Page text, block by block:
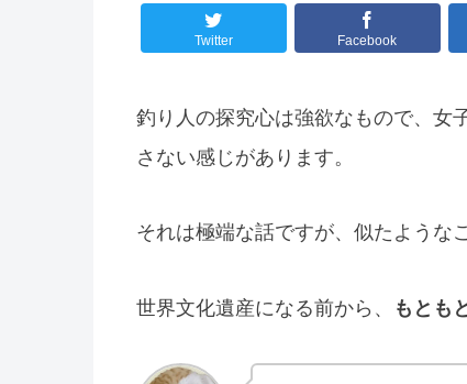
Twitter Facebook
釣り人の探究心は強欲なもので、女
さない感じがあります。
それは極端な話ですが、似たような
世界文化遺産になる前から、 もとも